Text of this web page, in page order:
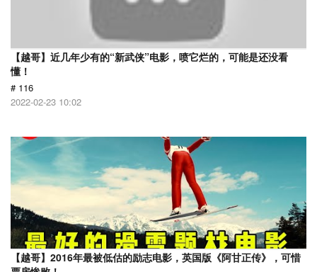
【越哥】近几年少有的“新武侠”电影，喷它烂的，可能是还没看
懂！
# 116
2022-02-23 10:02
【越哥】2016年最被低估的励志电影，英国版《阿甘正传》，可惜